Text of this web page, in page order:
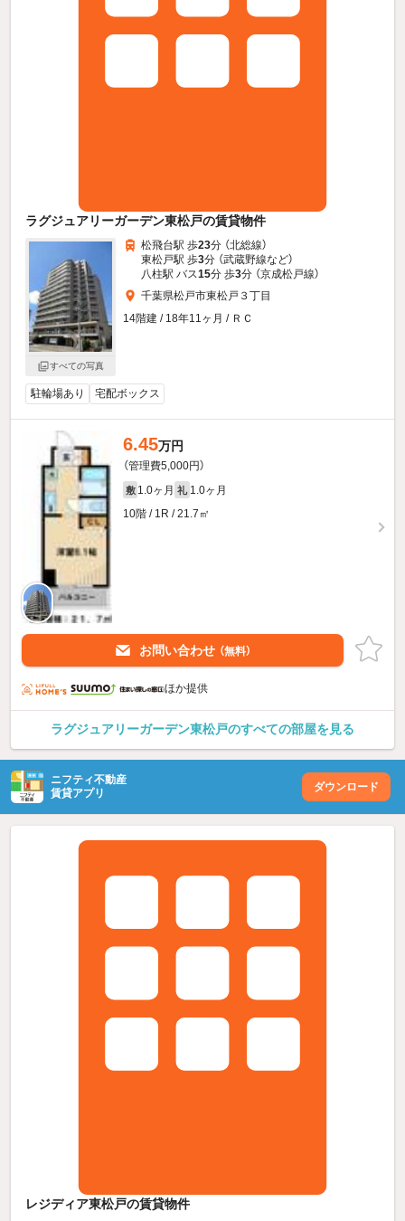
ラグジュアリーガーデン東松戸の賃貸物件
すべての写真
松飛台駅 歩23分 （北総線）
東松戸駅 歩3分 （武蔵野線など）
八柱駅 バス15分 歩3分 （京成松戸線）
千葉県松戸市東松戸３丁目
14階建 / 18年11ヶ月 / ＲＣ
駐輪場あり 宅配ボックス
6.45万円
（管理費5,000円）
敷 1.0ヶ月 礼 1.0ヶ月
10階 / 1R / 21.7㎡
お問い合わせ （無料）
ほか提供
ラグジュアリーガーデン東松戸のすべての部屋を見る
ニフティ不動産
賃貸アプリ
ダウンロード
レジディア東松戸の賃貸物件